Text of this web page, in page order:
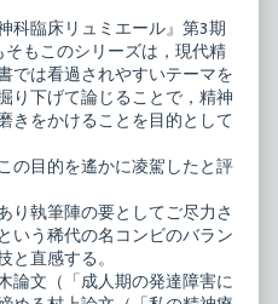
科臨床リュミエール』第3期
もこのシリーズは，現代精
では看過されやすいテーマを
り下げて論じることで，精神
きをかけることを目的として
の目的を遙かに凌駕したと評
り執筆陣の要としてご尽力さ
いう稀代の名コンビのバラン
と直感する。
論文（「成人期の発達障害に